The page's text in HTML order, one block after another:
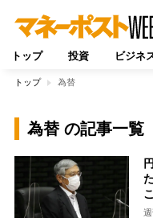
トップ 投資 ビジネ
トップ 為替
為替 の記事一覧